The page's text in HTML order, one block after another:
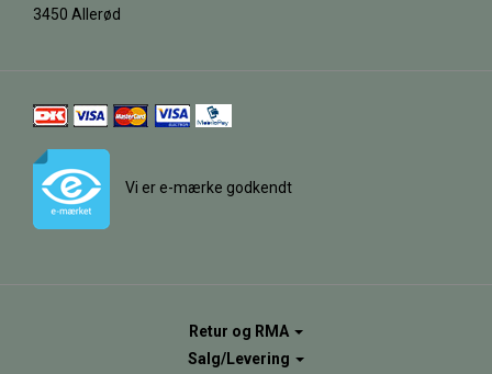
3450 Allerød
Vi er e-mærke godkendt
Retur og RMA
Salg/Levering